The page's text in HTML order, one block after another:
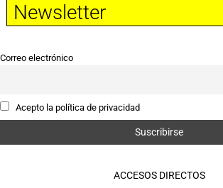
Newsletter
Correo electrónico
Acepto la política de privacidad
ACCESOS DIRECTOS